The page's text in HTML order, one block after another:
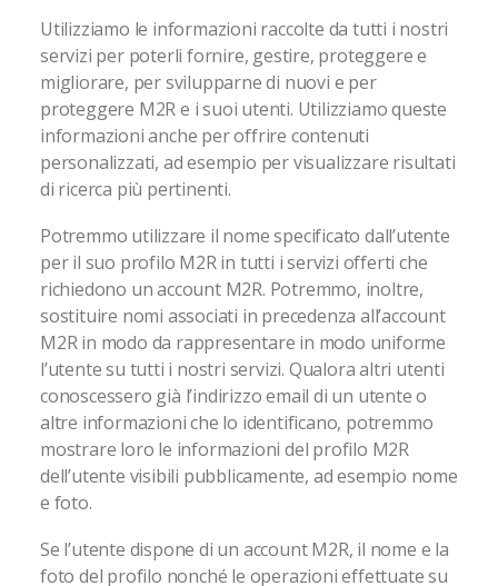
Utilizziamo le informazioni raccolte da tutti i nostri
servizi per poterli fornire, gestire, proteggere e
migliorare, per svilupparne di nuovi e per
proteggere M2R e i suoi utenti. Utilizziamo queste
informazioni anche per offrire contenuti
personalizzati, ad esempio per visualizzare risultati
di ricerca più pertinenti.
Potremmo utilizzare il nome specificato dall’utente
per il suo profilo M2R in tutti i servizi offerti che
richiedono un account M2R. Potremmo, inoltre,
sostituire nomi associati in precedenza all’account
M2R in modo da rappresentare in modo uniforme
l’utente su tutti i nostri servizi. Qualora altri utenti
conoscessero già l’indirizzo email di un utente o
altre informazioni che lo identificano, potremmo
mostrare loro le informazioni del profilo M2R
dell’utente visibili pubblicamente, ad esempio nome
e foto.
Se l’utente dispone di un account M2R, il nome e la
foto del profilo nonché le operazioni effettuate su